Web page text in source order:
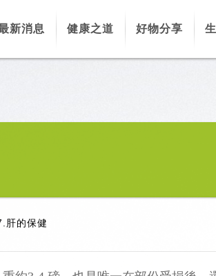
新消息 健康之道 好物分享
肝的保健